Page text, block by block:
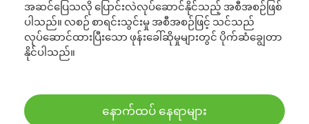
အဆင်ပြေသလို ပြောင်းလဲလုပ်ဆောင်နိုင်သည့် အစီအစဉ်ဖြစ်
ပါသည်။ လစဉ် စာရင်းသွင်းမှု အစီအစဉ်ဖြင့် သင်သည်
လုပ်ဆောင်ထားပြီးသော ဖုန်းခေါ်ဆိုမှုများတွင် ပိုက်ဆံချွေတာ
နိုင်ပါသည်။
နောက်ထပ် နေရာများ